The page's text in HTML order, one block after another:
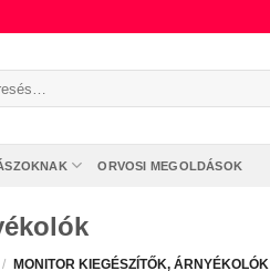
ORVOSI MEGOLDÁSOK
/ MONITOR KIEGÉSZÍTŐK, ÁRNYÉKOLÓK